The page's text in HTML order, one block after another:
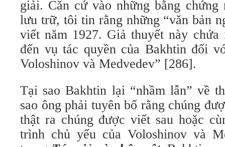
giải. Căn cứ vào những bằng
lưu trữ, tôi tin rằng những “văn bản
viết năm 1927. Giả thuyết này
đến vụ tác quyền của Bakhtin đối
Voloshinov và Medvedev” [286].
Tại sao Bakhtin lại “nhầm lẫn” về
sao ông phải tuyên bố rằng chúng
thật ra chúng được viết sau hoặc
trình chủ yếu của Voloshinov và